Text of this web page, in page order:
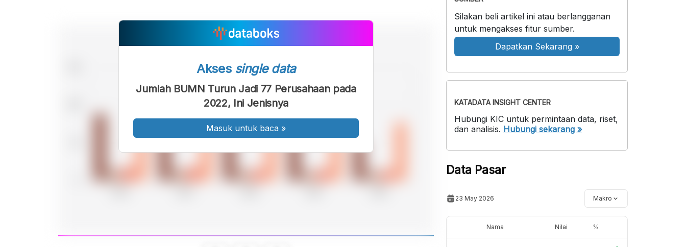
Akses single data
Jumlah BUMN Turun Jadi 77 Perusahaan pada
2022, Ini Jenisnya
Masuk untuk baca »
Silakan beli artikel ini atau berlangganan
untuk mengakses fitur sumber.
Dapatkan Sekarang »
KATADATA INSIGHT CENTER
Hubungi KIC untuk permintaan data, riset,
dan analisis. Hubungi sekarang »
Data Pasar
23 May 2026 Makro
Nama Nilai %